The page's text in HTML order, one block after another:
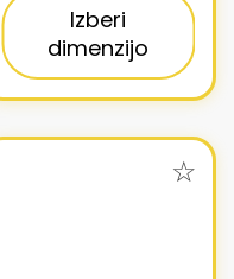
Izberi
dimenzijo